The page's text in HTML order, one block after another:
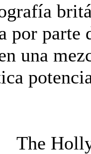
por parte
una
The